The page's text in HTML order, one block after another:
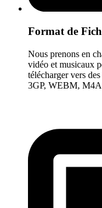
Format de
Nous prenons en
vidéo et musicaux
télécharger vers
3GP, WEBM,